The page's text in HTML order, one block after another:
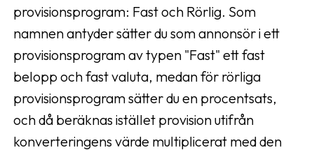
provisionsprogram: Fast och Rörlig. Som
namnen antyder sätter du som annonsör i ett
provisionsprogram av typen "Fast" ett fast
belopp och fast valuta, medan för rörliga
provisionsprogram sätter du en procentsats,
och då beräknas istället provision utifrån
konverteringens värde multiplicerat med den